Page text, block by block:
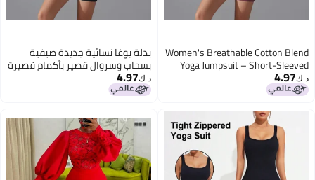
بدلة يوغا نسائية جديدة صيفية
بسحاب وسروال قصير بأكمام قصيرة
للرقص واللياقة البدنية الرياضية
الضيقة
د.ك‏